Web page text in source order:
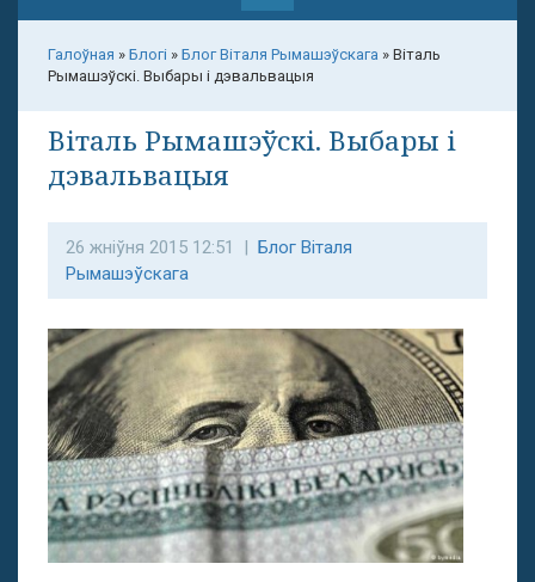
меню
Галоўная » Блогі » Блог Віталя Рымашэўскага » Віталь
Рымашэўскі. Выбары і дэвальвацыя
Віталь Рымашэўскі. Выбары і
дэвальвацыя
26 жніўня 2015 12:51 | Блог Віталя
Рымашэўскага